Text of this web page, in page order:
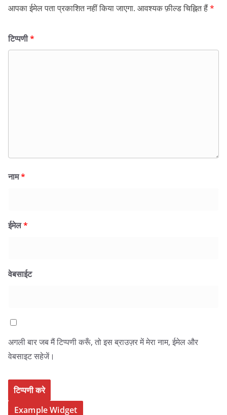
आपका ईमेल पता प्रकाशित नहीं किया जाएगा. आवश्यक फ़ील्ड चिह्नित हैं*
टिप्पणी*
नाम*
ईमेल*
वेबसाईट
अगली बार जब मैं टिप्पणी करूँ, तो इस ब्राउज़र में मेरा नाम, ईमेल और
वेबसाइट सहेजें।
Example Widget